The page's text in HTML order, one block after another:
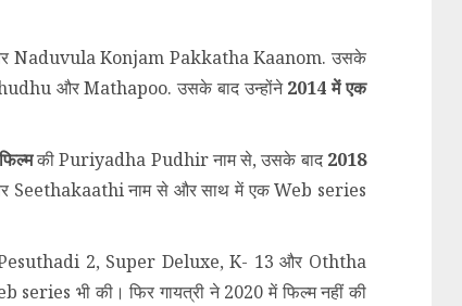
Naduvula Konjam Pakkatha Kaanom. उसके
और Mathapoo. उसके बाद उन्होंने2014 में एक
की Puriyadha Pudhir नाम से, उसके बाद 2018
नाम से और साथ में एक Web series
2, Super Deluxe, K- 13 और Oththa
भी की। फिर गायत्री ने 2020 में फिल्म नहीं की